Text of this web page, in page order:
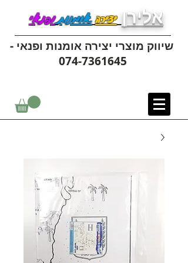
אלירן יצירהאומנותופנאי
שיווק מוצרי יצירה אומנות ופנאי -
074-7361645